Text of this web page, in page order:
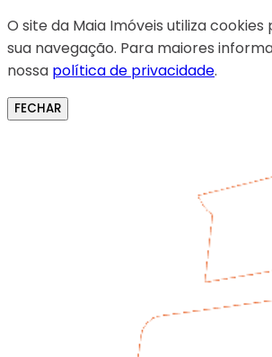
O site da Maia Imóveis utiliza cookies
sua navegação. Para maiores
nossa política de privacidade.
FECHAR